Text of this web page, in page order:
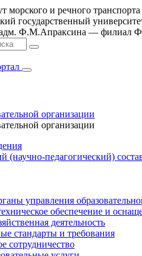
морского и речного
государственный
адм. Ф.М.Апраксина —
организации
организации
(научно-педагогический)
управления
обеспечение и
деятельность
стандарты и требования
сотрудничество